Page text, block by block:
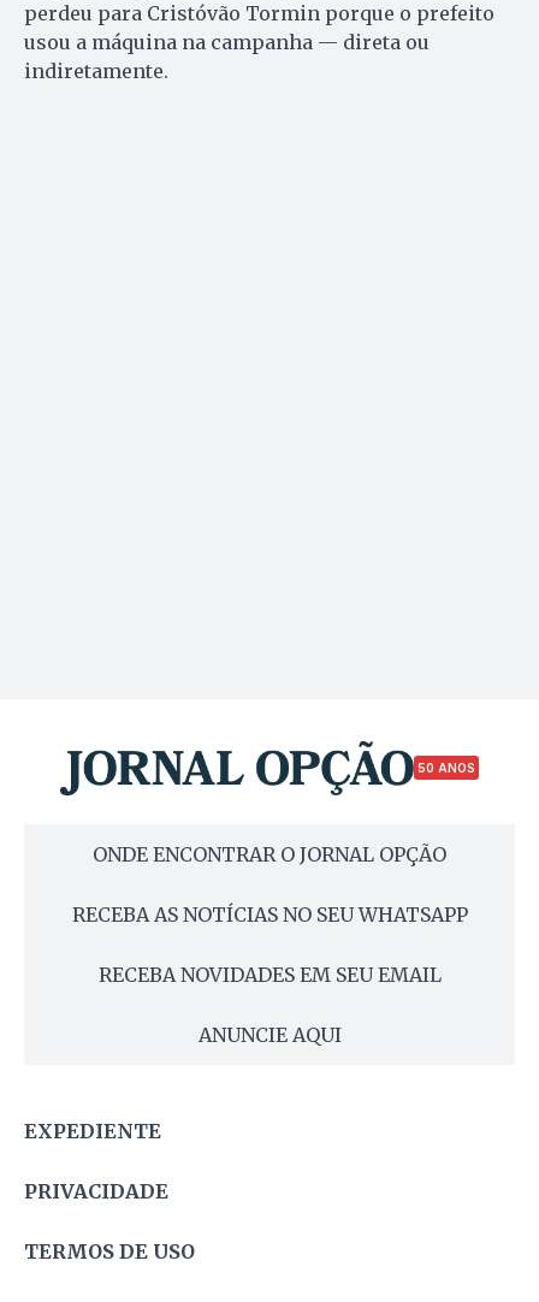
perdeu para Cristóvão Tormin porque o prefeito
usou a máquina na campanha — direta ou
indiretamente.
50 ANOS
ONDE ENCONTRAR O JORNAL OPÇÃO
RECEBA AS NOTÍCIAS NO SEU WHATSAPP
RECEBA NOVIDADES EM SEU EMAIL
ANUNCIE AQUI
EXPEDIENTE
PRIVACIDADE
TERMOS DE USO